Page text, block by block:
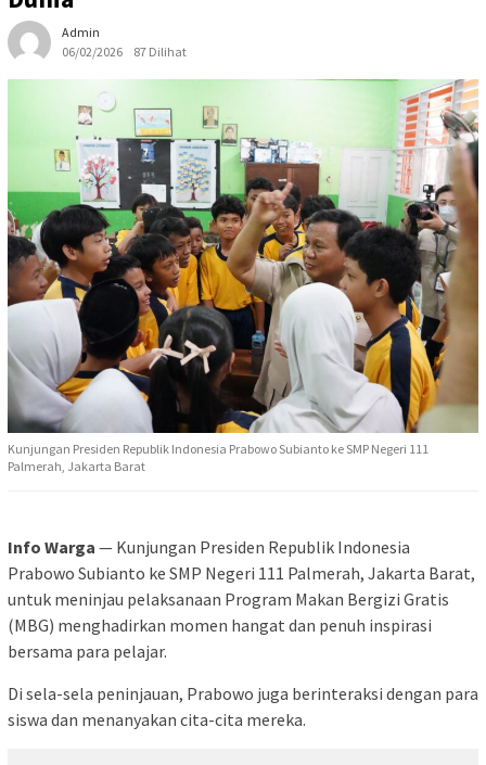
Admin
06/02/2026
87 Dilihat
Kunjungan Presiden Republik Indonesia Prabowo Subianto ke SMP Negeri 111
Palmerah, Jakarta Barat
Info Warga — Kunjungan Presiden Republik Indonesia
Prabowo Subianto ke SMP Negeri 111 Palmerah, Jakarta Barat,
untuk meninjau pelaksanaan Program Makan Bergizi Gratis
(MBG) menghadirkan momen hangat dan penuh inspirasi
bersama para pelajar.
Di sela-sela peninjauan, Prabowo juga berinteraksi dengan para
siswa dan menanyakan cita-cita mereka.